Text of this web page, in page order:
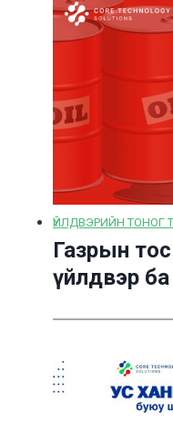
ҮЙЛДВЭРИЙН
Газрын
үйлдвэр